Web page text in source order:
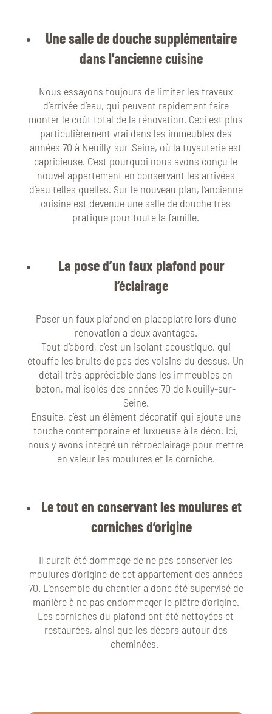
Une salle de douche supplémentaire
dans l’ancienne cuisine
Nous essayons toujours de limiter les travaux
d’arrivée d’eau, qui peuvent rapidement faire
monter le coût total de la rénovation. Ceci est plus
particulièrement vrai dans les immeubles des
années 70 à Neuilly-sur-Seine, où la tuyauterie est
capricieuse. C’est pourquoi nous avons conçu le
nouvel appartement en conservant les arrivées
d’eau telles quelles. Sur le nouveau plan, l’ancienne
cuisine est devenue une salle de douche très
pratique pour toute la famille.
La pose d’un faux plafond pour
l’éclairage
Poser un faux plafond en placoplatre lors d’une
rénovation a deux avantages.
Tout d’abord, c’est un isolant acoustique, qui
étouffe les bruits de pas des voisins du dessus. Un
détail très appréciable dans les immeubles en
béton, mal isolés des années 70 de Neuilly-sur-
Seine.
Ensuite, c’est un élément décoratif qui ajoute une
touche contemporaine et luxueuse à la déco. Ici,
nous y avons intégré un rétroéclairage pour mettre
en valeur les moulures et la corniche.
Le tout en conservant les moulures et
corniches d’origine
Il aurait été dommage de ne pas conserver les
moulures d’origine de cet appartement des années
70. L’ensemble du chantier a donc été supervisé de
manière à ne pas endommager le plâtre d’origine.
Les corniches du plafond ont été nettoyées et
restaurées, ainsi que les décors autour des
cheminées.